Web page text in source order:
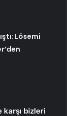
Lösemi
karşı bizleri